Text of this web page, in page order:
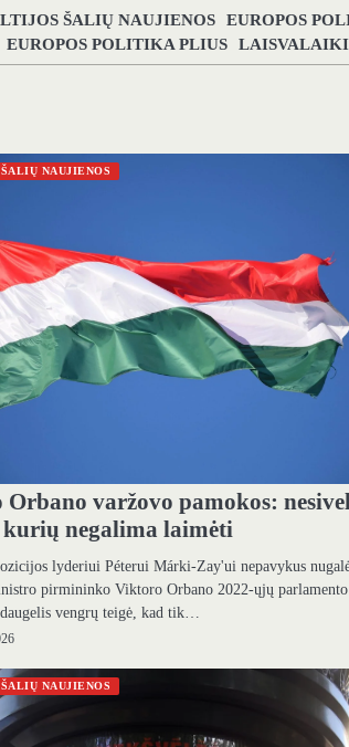
ŠALIŲ NAUJIENOS EUROPOS
EUROPOS POLITIKA PLIUS
NAUJIENOS
Orbano varžovo pamokos:
kurių negalima laimėti
lyderiui Péterui Márki-Zay'ui nepavykus
pirmininko Viktoro Orbano 2022-ųjų parlamento
vengrų teigė, kad tik…
NAUJIENOS